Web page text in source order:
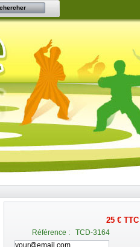
25 €TTC
Référence :
TCD-3164